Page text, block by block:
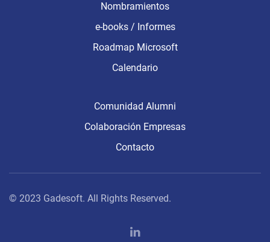
Nombramientos
e-books / Informes
Roadmap Microsoft
Calendario
Comunidad Alumni
Colaboración Empresas
Contacto
© 2023 Gadesoft. All Rights Reserved.